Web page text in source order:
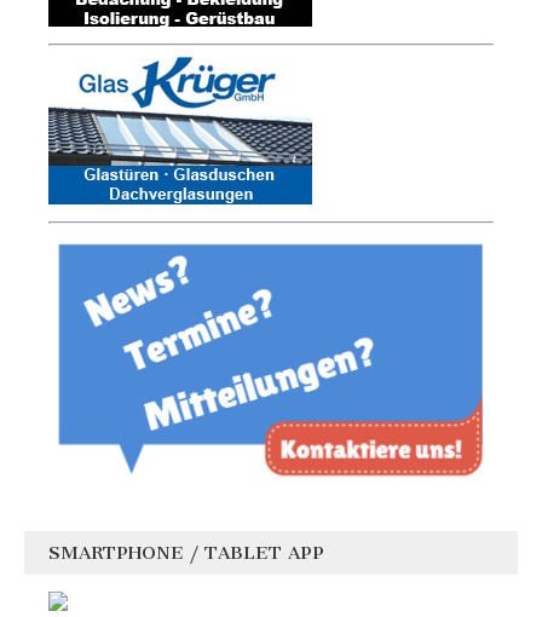
SMARTPHONE / TABLET APP